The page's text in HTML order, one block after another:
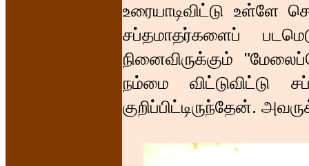
உரையாடிவிட்டு உள்ளே
சப்தமாதர்களைப்
நினைவிருக்கும்
நம்மை விட்டுவிட்டு
குறிப்பிட்டிருந்தேன்.